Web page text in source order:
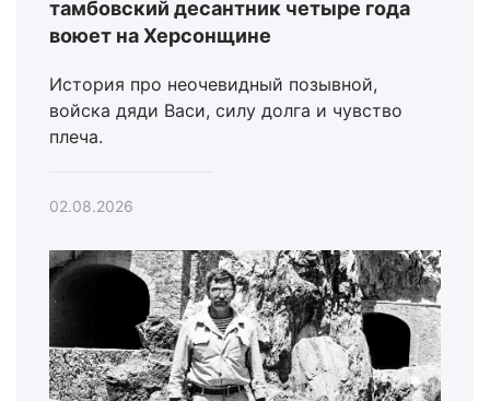
тамбовский десантник четыре года
воюет на Херсонщине
История про неочевидный позывной,
войска дяди Васи, силу долга и чувство
плеча.
02.08.2026